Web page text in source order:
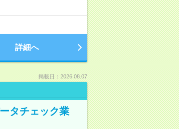
詳細へ
掲載日：2026.08.07
タチェック業